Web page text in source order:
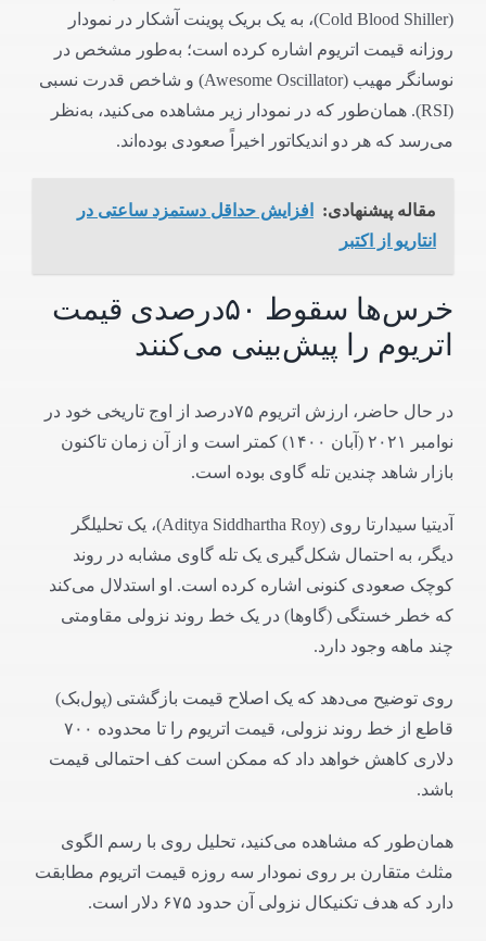
(Cold Blood Shiller)، به یک بریک پوینت آشکار در نمودار
روزانه قیمت اتریوم اشاره کرده است؛ به‌طور مشخص در
نوسانگر مهیب (Awesome Oscillator) و شاخص قدرت نسبی
(RSI). همان‌طور که در نمودار زیر مشاهده می‌کنید، به‌نظر
می‌رسد که هر دو اندیکاتور اخیراً صعودی بوده‌اند.
مقاله پیشنهادی:
افزایش حداقل دستمزد ساعتی در
انتاریو از اکتبر
خرس‌ها سقوط ۵۰درصدی قیمت
اتریوم را پیش‌بینی می‌کنند
در حال حاضر، ارزش اتریوم ۷۵درصد از اوج تاریخی خود در
نوامبر ۲۰۲۱ (آبان ۱۴۰۰) کمتر است و از آن زمان تاکنون
بازار شاهد چندین تله گاوی بوده است.
آدیتیا سیدارتا روی (Aditya Siddhartha Roy)،‌ یک تحلیلگر
دیگر، به احتمال شکل‌گیری یک تله گاوی مشابه در روند
کوچک صعودی کنونی اشاره کرده است. او استدلال می‌کند
که خطر خستگی (گاوها) در یک خط روند نزولی مقاومتی
چند ماهه وجود دارد.
روی توضیح می‌دهد که یک اصلاح قیمت بازگشتی (پول‌بک)
قاطع از خط روند نزولی، قیمت اتریوم را تا محدوده ۷۰۰
دلاری کاهش خواهد داد که ممکن است کف احتمالی قیمت
باشد.
همان‌طور که مشاهده می‌کنید، تحلیل روی با رسم الگوی
مثلث متقارن بر روی نمودار سه روزه قیمت اتریوم مطابقت
دارد که هدف تکنیکال نزولی آن حدود ۶۷۵ دلار است.